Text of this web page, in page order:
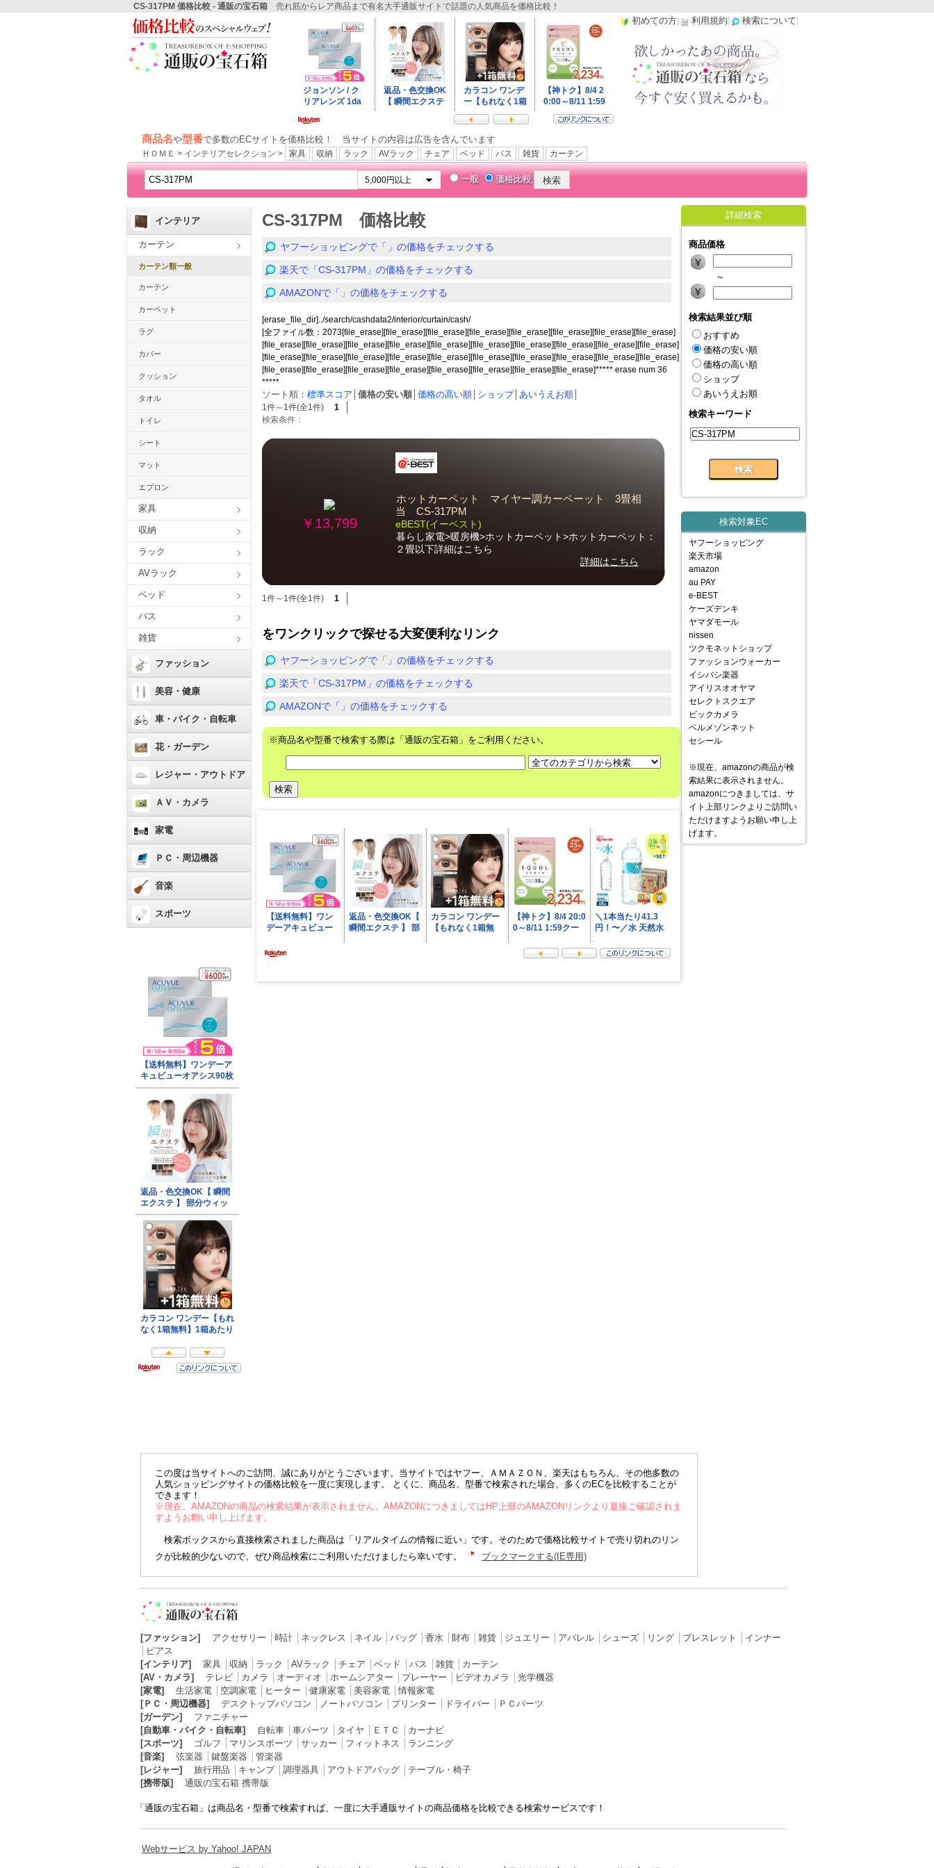
CS-317PM 価格比較 - 通販の宝石箱 売れ筋からレア商品まで有名大手通販サイトで話題の人気商品を価格比較！
初めての方 利用規約 検索について
商品名や型番で多数のECサイトを価格比較！ 当サイトの内容は広告を含んでいます
ＨＯＭＥ > インテリアセレクション > 家具 収納 ラック AVラック チェア ベッド バス 雑貨 カーテン
一般 価格比較
インテリア
カーテン
カーテン類一般
カーテン
カーペット
ラグ
カバー
クッション
タオル
トイレ
シート
マット
エプロン
家具
収納
ラック
AVラック
ベッド
バス
雑貨
ファッション
美容・健康
車・バイク・自転車
花・ガーデン
レジャー・アウトドア
ＡＶ・カメラ
家電
ＰＣ・周辺機器
音楽
スポーツ
CS-317PM 価格比較
ヤフーショッピングで「」の価格をチェックする
楽天で「CS-317PM」の価格をチェックする
AMAZONで「」の価格をチェックする
[erase_file_dir]../search/cashdata2/interior/curtain/cash/
[全ファイル数：2073[file_erase][file_erase][file_erase][file_erase][file_erase][file_erase][file_erase][file_erase]
[file_erase][file_erase][file_erase][file_erase][file_erase][file_erase][file_erase][file_erase][file_erase][file_erase]
[file_erase][file_erase][file_erase][file_erase][file_erase][file_erase][file_erase][file_erase][file_erase][file_erase]
[file_erase][file_erase][file_erase][file_erase][file_erase][file_erase][file_erase][file_erase]***** erase num 36
*****
ソート順： 標準スコア 価格の安い順 価格の高い順 ショップ│ あいうえお順
1件～1件(全1件)
1
検索条件：
￥13,799
ホットカーペット マイヤー調カーペーット 3畳相
当 CS-317PM
eBEST(イーベスト)
暮らし家電>暖房機>ホットカーペット>ホットカーペット：
２畳以下詳細はこちら
詳細はこちら
1件～1件(全1件) 1
をワンクリックで探せる大変便利なリンク
ヤフーショッピングで「」の価格をチェックする
楽天で「CS-317PM」の価格をチェックする
AMAZONで「」の価格をチェックする
※商品名や型番で検索する際は「通販の宝石箱」をご利用ください。
詳細検索
商品価格
～
検索結果並び順
おすすめ
価格の安い順
価格の高い順
ショップ
あいうえお順
検索キーワード
検索対象EC
ヤフーショッピング
楽天市場
amazon
au PAY
e-BEST
ケーズデンキ
ヤマダモール
nissen
ツクモネットショップ
ファッションウォーカー
イシバシ楽器
アイリスオオヤマ
セレクトスクエア
ビックカメラ
ベルメゾンネット
セシール
※現在、amazonの商品が検
索結果に表示されません。
amazonにつきましては、サ
イト上部リンクよりご訪問い
ただけますようお願い申し上
げます。
この度は当サイトへのご訪問、誠にありがとうございます。当サイトではヤフー、ＡＭＡＺＯＮ、楽天はもちろん、その他多数の
人気ショッピングサイトの価格比較を一度に実現します。 とくに、商品名、型番で検索された場合、多くのECを比較することが
できます！
※現在、AMAZONの商品の検索結果が表示されません。AMAZONにつきましてはHP上部のAMAZONリンクより直接ご確認されま
すようお願い申し上げます。
検索ボックスから直接検索されました商品は「リアルタイムの情報に近い」です。そのためで価格比較サイトで売り切れのリン
クが比較的少ないので、ぜひ商品検索にご利用いただけましたら幸いです。
ブックマークする(IE専用)
[ファッション] アクセサリー 時計 ネックレス ネイル バッグ 香水 財布 雑貨 ジュエリー アパレル シューズ リング ブレスレット
インナー
ピアス
[インテリア]
家具 収納 ラック AVラック チェア ベッド バス 雑貨
カーテン
[AV・カメラ]
テレビ カメラ オーディオ ホームシアター プレーヤー ビデオカメラ
光学機器
[家電]
生活家電 空調家電 ヒーター 健康家電 美容家電 │情報家電
[ＰＣ・周辺機器]
デスクトップパソコン ノートパソコン プリンター ドライバー
ＰＣパーツ
[ガーデン]
ファニチャー
[自動車・バイク・自転車]
自転車 車パーツ タイヤ ＥＴＣ
カーナビ
[スポーツ]
ゴルフ マリンスポーツ サッカー フィットネス
ランニング
[音楽]
弦楽器 鍵盤楽器
管楽器
[レジャー]
旅行用品 キャンプ│ 調理器具 アウトドアバッグ
テーブル・椅子
[携帯版]
通販の宝石箱 携帯版
「通販の宝石箱」は商品名・型番で検索すれば、一度に大手通販サイトの商品価格を比較できる検索サービスです！
Webサービス by Yahoo! JAPAN